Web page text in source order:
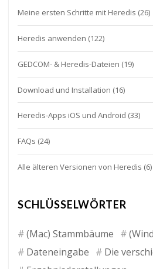
Meine ersten Schritte mit Heredis (26)
Heredis anwenden (122)
GEDCOM- & Heredis-Dateien (19)
Download und Installation (16)
Heredis-Apps iOS und Android (33)
FAQs (24)
Alle älteren Versionen von Heredis (6)
SCHLÜSSELWÖRTER
(Mac) Stammbäume
Dateneingabe
Die